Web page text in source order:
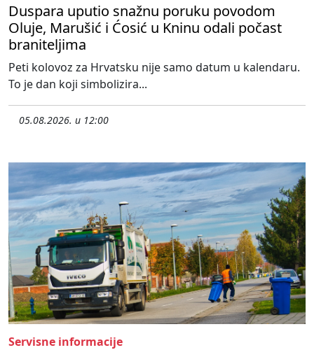
Duspara uputio snažnu poruku povodom
Oluje, Marušić i Ćosić u Kninu odali počast
braniteljima
Peti kolovoz za Hrvatsku nije samo datum u kalendaru.
To je dan koji simbolizira...
05.08.2026. u 12:00
Servisne informacije